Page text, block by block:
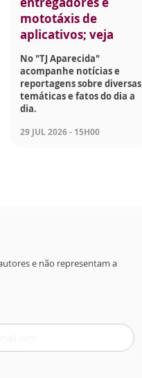
mototáxis de
aplicativos; veja
No "TJ Aparecida"
acompanhe notícias e
reportagens sobre diversas
temáticas e fatos do dia a
dia.
29 JUL 2026 - 15H00
e não representam a